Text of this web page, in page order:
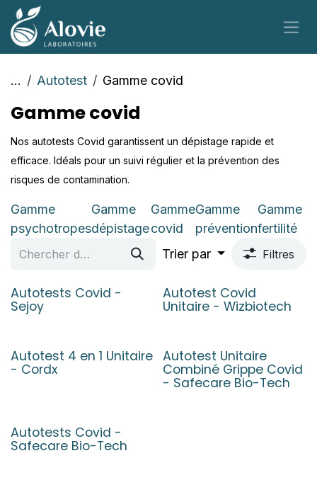
Se rendre au contenu
... Autotest Gamme covid
Gamme covid
Nos autotests Covid garantissent un dépistage rapide et
efficace. Idéals pour un suivi régulier et la prévention des
risques de contamination.
Gamme
psychotropes
Gamme
dépistage
Gamme
covid
Gamme
prévention
Gamme
fertilité
Trier par
Filtres
Autotests Covid -
Sejoy
Autotest Covid
Unitaire - Wizbiotech
Autotest 4 en 1 Unitaire
- Cordx
Autotest Unitaire
Combiné Grippe Covid
- Safecare Bio-Tech
Autotests Covid -
Safecare Bio-Tech